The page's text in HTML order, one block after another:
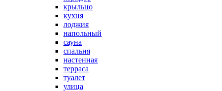
крыльцо
кухня
лоджия
напольный
сауна
спальня
настенная
терраса
туалет
улица